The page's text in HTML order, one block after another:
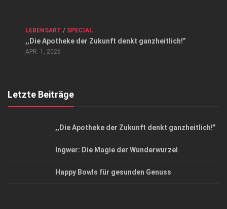
Datenschutzerklärung
Top Magazin Dresden / Ostsachsen
LEBENSART / SPECIAL
,,Die Apotheke der Zukunft denkt ganzheitlich!”
APR. 1, 2026
Letzte Beiträge
,,Die Apotheke der Zukunft denkt ganzheitlich!”
Ingwer: Die Magie der Wunderwurzel
Happy Bowls für gesunden Genuss